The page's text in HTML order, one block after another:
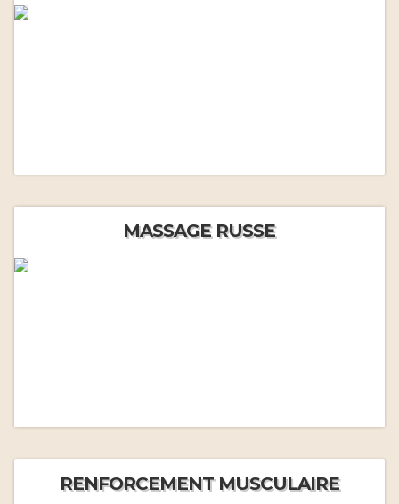
MASSAGE RUSSE
RENFORCEMENT MUSCULAIRE